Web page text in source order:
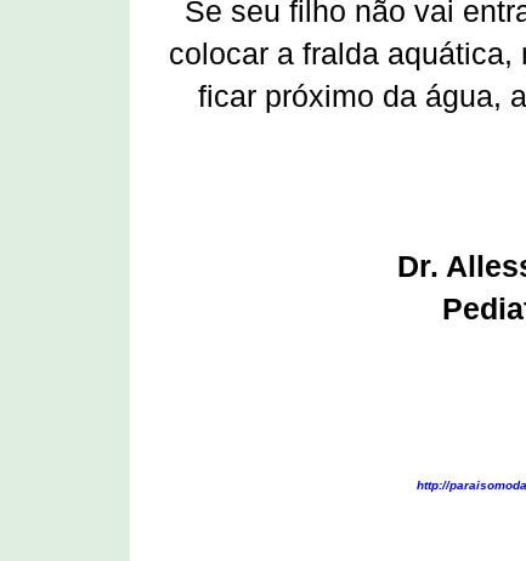
Se seu filho não vai
colocar a fralda
ficar próximo da água,
Dr.
http://